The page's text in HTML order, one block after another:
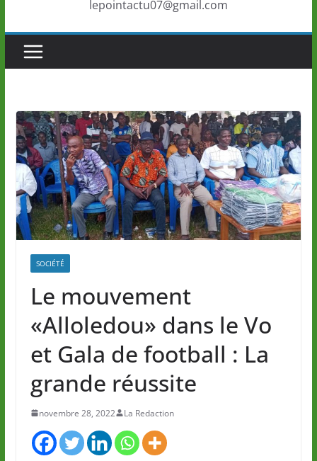
lepointactu07@gmail.com
SOCIÉTÉ
Le mouvement
«Alloledou» dans le Vo
et Gala de football : La
grande réussite
novembre 28, 2022 La Redaction